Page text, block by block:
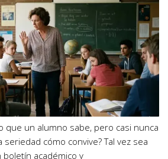
que un alumno sabe, pero casi nunca
cómo convive? Tal vez sea
académico y